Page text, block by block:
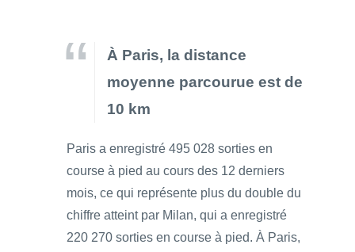
À Paris, la distance
moyenne parcourue est de
10 km
Paris a enregistré 495 028 sorties en
course à pied au cours des 12 derniers
mois, ce qui représente plus du double du
chiffre atteint par Milan, qui a enregistré
220 270 sorties en course à pied. À Paris,